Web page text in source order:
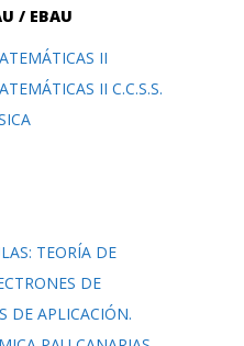
/ EBAU
II
II C.C.S.S.
TEORÍA DE
DE
DE APLICACIÓN.